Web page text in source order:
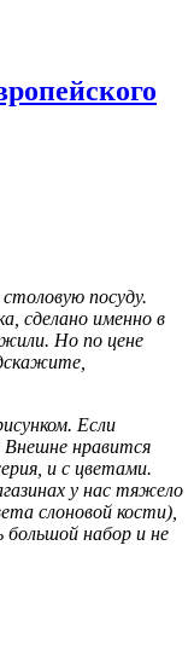
посуду.
сделано именно в
Но по цене
Если
Внешне нравится
и с цветами.
у нас тяжело
слоновой кости),
большой набор и не